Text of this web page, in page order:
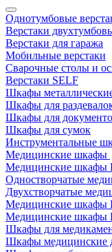
Однотумбовые
Верстаки
Верстаки для гаража
Мобильные верстаки
Сварочные столы и
Верстаки SELF
Шкафы
Шкафы для
Шкафы для
Шкафы для сумок
Инструментальные
Медицинские шкафы
Медицинские
Одностворчатые
Двухстворчатые
Медицинские
Медицинские
Шкафы для
Шкафы медицинские